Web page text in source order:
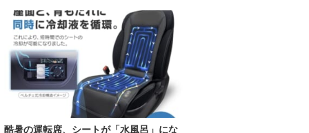
酷暑の運転席、シートが「水風呂」にな